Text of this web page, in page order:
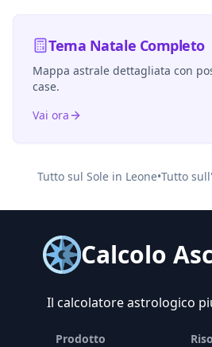
Tema Natale Completo
Mappa astrale dettagliata con
case.
Vai ora
Tutto sul Sole in Leone•Tutto
Calcolo
Il calcolatore astrologico
Prodotto